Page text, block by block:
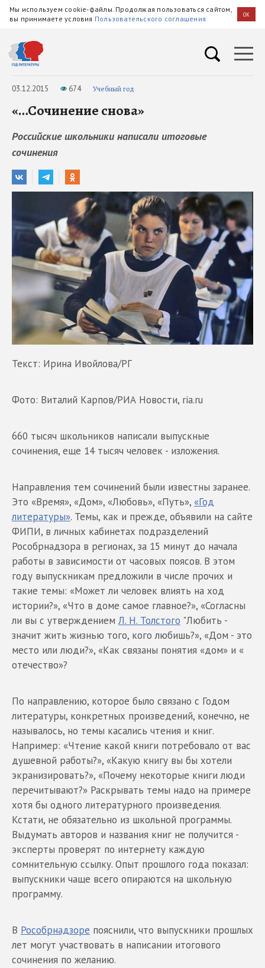
Мы используем cookie-файлы. Продолжая пользоваться сайтом,
вы принимаете условия Пользовательского соглашения OK
03.12.2015 674 Учебный год
«…Сочинение снова»
Российские школьники написали итоговые
сочинения
Текст: Ирина Ивойлова/РГ
Фото: Виталий Карпов/РИА Новости, ria.ru
660 тысяч школьников написали выпускные
сочинения, еще 14 тысяч человек - изложения.
Направления тем сочинений были известны заранее.
Это «Время», «Дом», «Любовь», «Путь», «Год
литературы». Темы, как и прежде, объявили на сайте
ФИПИ, в личных кабинетах подразделений
Рособрнадзора в регионах, за 15 минут до начала
работы в зависимости от часовых поясов. В этом
году выпускникам предложили в числе прочих и
такие темы: «Может ли человек влиять на ход
истории?», «Что в доме самое главное?», «Согласны
ли вы с утверждением Л. Н. Толстого "Любить -
значит жить жизнью того, кого любишь?», «Дом - это
место или люди?», «Как связаны понятия «дом» и «
отечество»?
По направлению, которое было связано с Годом
литературы, конкретных произведений, конечно, не
называлось, но темы касались чтения и книг.
Например: «Чтение какой книги потребовало от вас
душевной работы?», «Какую книгу вы бы хотели
экранизировать?», «Почему некоторые книги люди
перечитывают?» Раскрывать темы надо на примере
хотя бы одного литературного произведения.
Кстати, не обязательно из школьной программы.
Выдумать авторов и названия книг не получится -
эксперты проверят по интернету каждую
сомнительную ссылку. Опыт прошлого года показал:
выпускники чаще всего опираются на школьную
программу.
В Рособрнадзоре пояснили, что выпускники прошлых
лет могут участвовать в написании итогового
сочинения по желанию.